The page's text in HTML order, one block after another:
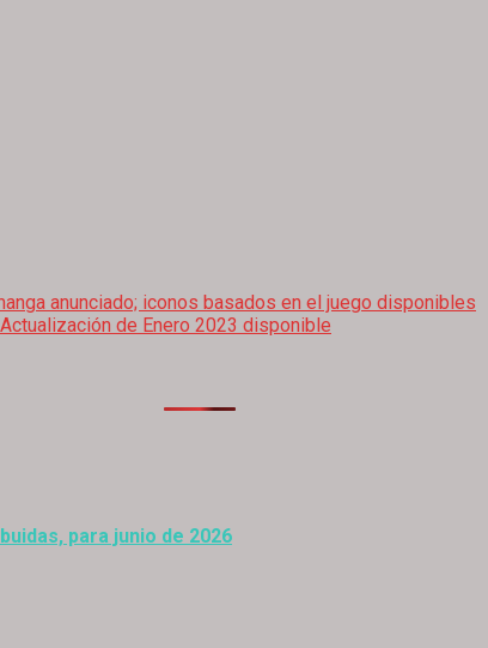
anunciado; iconos basados en el juego disponibles
de Enero 2023 disponible
para junio de 2026